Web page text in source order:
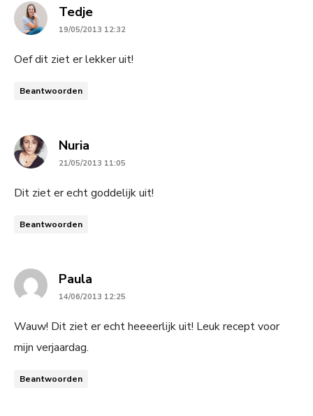
Tedjesays:
19/05/2013 12:32
Oef dit ziet er lekker uit!
Beantwoorden
Nuria
21/05/2013 11:05
Dit ziet er echt goddelijk uit!
Beantwoorden
Paula
14/06/2013 12:25
Wauw! Dit ziet er echt heeeerlijk uit! Leuk recept voor
mijn verjaardag.
Beantwoorden